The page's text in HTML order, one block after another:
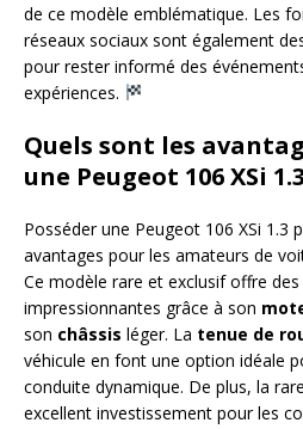
de ce modèle emblématique. Les
réseaux sociaux sont également
pour rester informé des
expériences.
Quels sont les
une Peugeot 106 XSi
Posséder une Peugeot 106 XSi 1.3
avantages pour les amateurs de
Ce modèle rare et exclusif offre des
impressionnantes grâce à son
son châssis léger. La tenue de
véhicule en font une option idéale
conduite dynamique. De plus, la
excellent investissement pour les